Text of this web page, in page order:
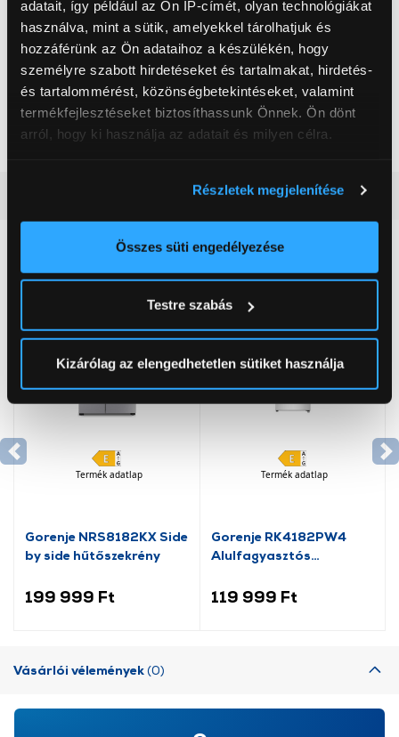
adatait, így például az Ön IP-címét, olyan technológiákat
használva, mint a sütik, amelyekkel tárolhatjuk és
hozzáférünk az Ön adataihoz a készülékén, hogy
személyre szabott hirdetéseket és tartalmakat, hirdetés-
és tartalommérést, közönségbetekintéseket, valamint
termékfejlesztéseket biztosíthassunk Önnek. Ön dönt
arról, hogy ki használja az adatait és milyen célra.
elhelyezkedéséről pár méteres pontossággal
Az Ön készülékén beazonosítása annak konkrét
módjairól és adja meg preferenciáit aRészletek
pontban. Bármikor módosíthatja vagy visszavonhatja a
Sütinyilatkozathoz való hozzájárulását.
okat használ, melyeket az Ön gépén tárol a rendszer. A
cookie-k személyazonosítására nem alkalmasak,
szolgáltatásaink biztosításához szükségesek. Az oldal
használatával Ön elfogadja a cookie-k használatát.
Részletek megjelenítése
Összes süti engedélyezése
Testre szabás
Kizárólag az elengedhetetlen sütiket használja
, ,
Üzemi nyomás
Lefőzhető mennyiség
0,08 l
Szín
Rózsaszín
Neked ajánljuk
Termék adatlap
Gorenje NRS8182KX Side
by side hűtőszekrény
199 999 Ft
Termék adatlap
Gorenje RK4182PW4
Alulfagyasztós
119 999 Ft
Vásárlói vélemények(0)